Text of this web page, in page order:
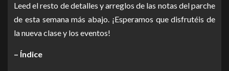
Leed el resto de detalles y arreglos de las notas del parche
de esta semana más abajo. ¡Esperamos que disfrutéis de
la nueva clase y los eventos!
– Índice